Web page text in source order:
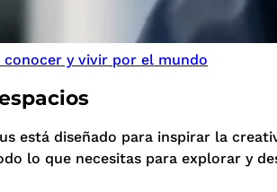
conocer y vivir por el mundo
está diseñado para inspirar la
lo que necesitas para explorar y